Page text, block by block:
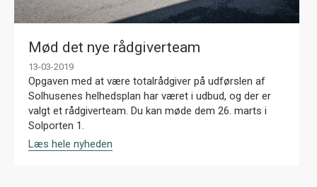
Mød det nye rådgiverteam
13-03-2019
Opgaven med at være totalrådgiver på udførslen af
Solhusenes helhedsplan har været i udbud, og der er
valgt et rådgiverteam. Du kan møde dem 26. marts i
Solporten 1.
Læs hele nyheden